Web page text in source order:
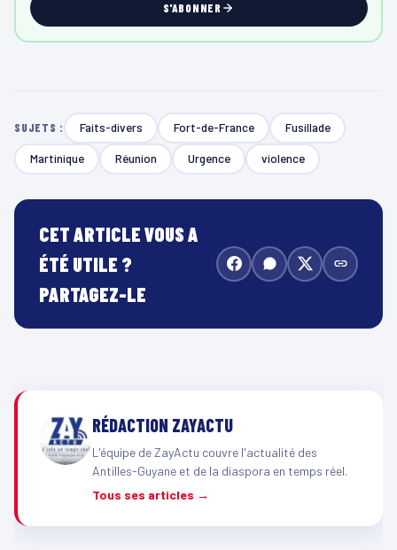
S'ABONNER
SUJETS : Faits-divers Fort-de-France Fusillade
Martinique Réunion Urgence violence
CET ARTICLE VOUS A
ÉTÉ UTILE ?
PARTAGEZ-LE
RÉDACTION ZAYACTU
L'équipe de ZayActu couvre l'actualité des
Antilles-Guyane et de la diaspora en temps réel.
Tous ses articles →